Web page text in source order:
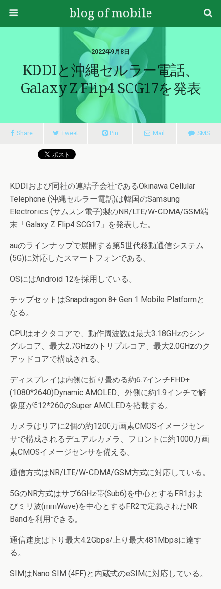
blog of mobile
2022年9月8日
KDDIと沖縄セルラー電話、
Galaxy Z Flip4 SCG17を発表
Share Tweet Pin Mail SMS
KDDIおよび同社の連結子会社であるOkinawa Cellular
Telephone (沖縄セルラー電話)は韓国のSamsung
Electronics (サムスン電子)製のNR/LTE/W-CDMA/GSM端
末「Galaxy Z Flip4 SCG17」を発表した。
auのラインナップで展開する第5世代移動通信システム
(5G)に対応したスマートフォンである。
OSにはAndroid 12を採用している。
チップセットはSnapdragon 8+ Gen 1 Mobile Platformと
なる。
CPUはオクタコアで、動作周波数は最大3.18GHzのシン
グルコア、最大2.7GHzのトリプルコア、最大2.0GHzのク
アッドコアで構成される。
ディスプレイは内側に折り畳める約6.7インチFHD+
(1080*2640)Dynamic AMOLED、外側に約1.9インチで解
像度が512*260のSuper AMOLEDを搭載する。
カメラはリアに2個の約1200万画素CMOSイメージセン
サで構成されるデュアルカメラ、フロントに約1000万画
素CMOSイメージセンサを備える。
通信方式はNR/LTE/W-CDMA/GSM方式に対応している。
5GのNR方式はサブ6GHz帯(Sub6)を中心とするFR1およ
びミリ波(mmWave)を中心とするFR2で定義されたNR
Bandを利用できる。
通信速度は下り最大4.2Gbps/上り最大481Mbpsに達す
る。
SIMはNano SIM (4FF)と内蔵式のeSIMに対応している。